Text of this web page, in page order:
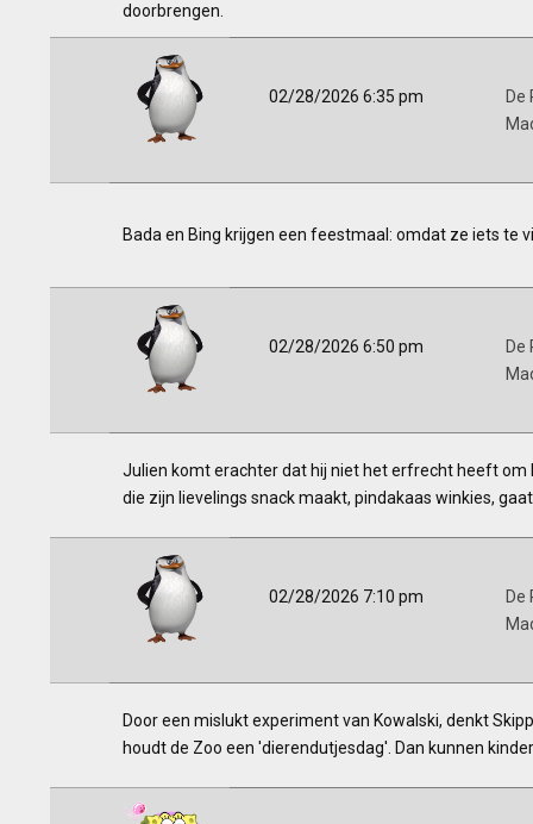
doorbrengen.
02/28/2026 6:35 pm
De
Bada en Bing krijgen een feestmaal: omdat ze iets te
02/28/2026 6:50 pm
De
Julien komt erachter dat hij niet het erfrecht heeft
die zijn lievelings snack maakt, pindakaas winkies,
02/28/2026 7:10 pm
De
Door een mislukt experiment van Kowalski, denkt
houdt de Zoo een 'dierendutjesdag'. Dan kunnen